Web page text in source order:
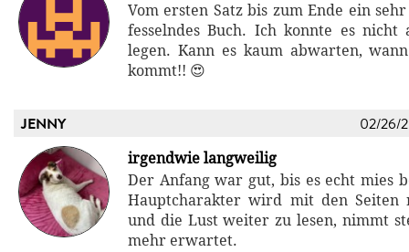
Vom ersten Satz bis zum Ende ein
fesselndes Buch. Ich konnte es nicht
legen. Kann es kaum abwarten,
kommt!! 😍
JENNY 02/26/
irgendwie langweilig
Der Anfang war gut, bis es echt mies
Hauptcharakter wird mit den Seiten
und die Lust weiter zu lesen, nimmt
mehr erwartet.